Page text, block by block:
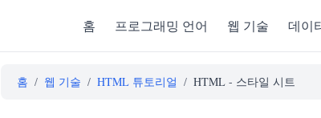
홈 프로그래밍 언어 웹 기술 데이
홈 / 웹 기술 / HTML 튜토리얼 / HTML - 스타일 시트